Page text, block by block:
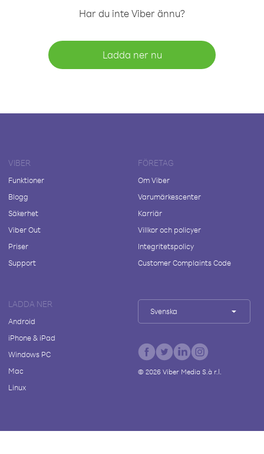
Har du inte Viber ännu?
Ladda ner nu
VIBER
Funktioner
Blogg
Säkerhet
Viber Out
Priser
Support
FÖRETAG
Om Viber
Varumärkescenter
Karriär
Villkor och policyer
Integritetspolicy
Customer Complaints Code
LADDA NER
Android
iPhone & iPad
Windows PC
Mac
Linux
Svenska
© 2026Viber Media S.à r.l.